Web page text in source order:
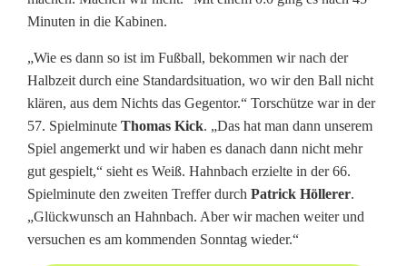
Minuten in die Kabinen.
„Wie es dann so ist im Fußball, bekommen wir nach der
Halbzeit durch eine Standardsituation, wo wir den Ball nicht
klären, aus dem Nichts das Gegentor.“ Torschütze war in der
57. Spielminute Thomas Kick. „Das hat man dann unserem
Spiel angemerkt und wir haben es danach dann nicht mehr
gut gespielt,“ sieht es Weiß. Hahnbach erzielte in der 66.
Spielminute den zweiten Treffer durch Patrick Höllerer.
„Glückwunsch an Hahnbach. Aber wir machen weiter und
versuchen es am kommenden Sonntag wieder.“